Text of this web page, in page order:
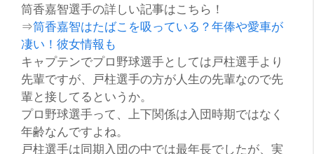
筒香嘉智選手の詳しい記事はこちら！
⇒筒香嘉智はたばこを吸っている？年俸や愛車が
凄い！彼女情報も
キャプテンでプロ野球選手としては戸柱選手より
先輩ですが、戸柱選手の方が人生の先輩なので先
輩と接してるというか。
プロ野球選手って、上下関係は入団時期ではなく
年齢なんですよね。
戸柱選手は同期入団の中では最年長でしたが、実